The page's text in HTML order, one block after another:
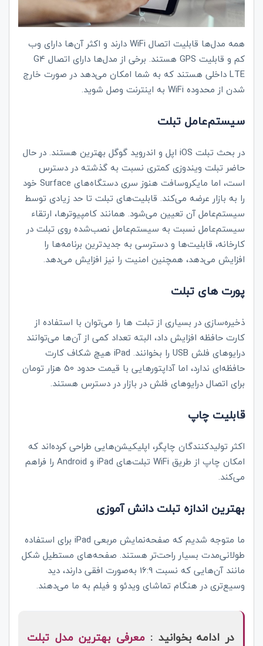
همه مدل‌ها قابلیت اتصال WiFiدارند و اکثر آن‌ها دارای وب
کم و قابلیت GPS هستند. برخی از مدل‌ها دارای اتصال 4
G
LTEداخلی هستند که به شما امکان می‌دهد در صورت خارج
شدن از محدوده WiFi به اینترنت وصل شوید.
سیستم‌عامل تبلت
در بحث تبلت‌ iOS اپل و اندروید گوگل بهترین هستند. در حال
حاضر تبلت‌ ویندوزی کمتری نسبت به گذشته در دسترس
است، اما مایکروسافت هنوز سری دستگاه‌های Surface خود
را به بازار عرضه می‌کند. قابلیت‌های تبلت تا حد زیادی توسط
سیستم‌عامل آن تعیین می‌شود. همانند کامپیوترها، ارتقاء
سیستم‌عامل نسبت به سیستم‌عامل نصب‌شده روی تبلت در
کارخانه، قابلیت‌ها و دسترسی به جدیدترین برنامه‌ها را
افزایش می‌دهد، همچنین امنیت را نیز افزایش می‌دهد.
پورت‌ های تبلت
ذخیره‌سازی در بسیاری از تبلت‌ ها را می‌توان با استفاده از
کارت حافظه افزایش داد، البته تعداد کمی از آن‌ها می‌توانند
درایوهای فلش USB را بخوانند. iPad هیچ شکاف کارت
حافظه‌ای ندارد، اما آداپتورهایی با قیمت حدود 50 هزار تومان
برای اتصال درایوهای فلش در بازار در دسترس هستند.
قابلیت چاپ
اکثر تولیدکنندگان چاپگر، اپلیکیشن‌هایی طراحی کرده‌اند که
امکان چاپ از طریق WiFi تبلت‌های iPad و Android را فراهم
می‌کند.
بهترین اندازه تبلت دانش آموزی
ما متوجه شدیم که صفحه‌نمایش مربعی iPad برای استفاده
طولانی‌مدت بسیار راحت‌تر هستند. صفحه‌های مستطیل شکل
مانند آن‌هایی که نسبت 16:9 به‌صورت افقی دارند، دید
وسیع‌تری در هنگام تماشای ویدئو و فیلم به ما می‌دهند.
در ادامه بخوانید :معرفی بهترین مدل تبلت